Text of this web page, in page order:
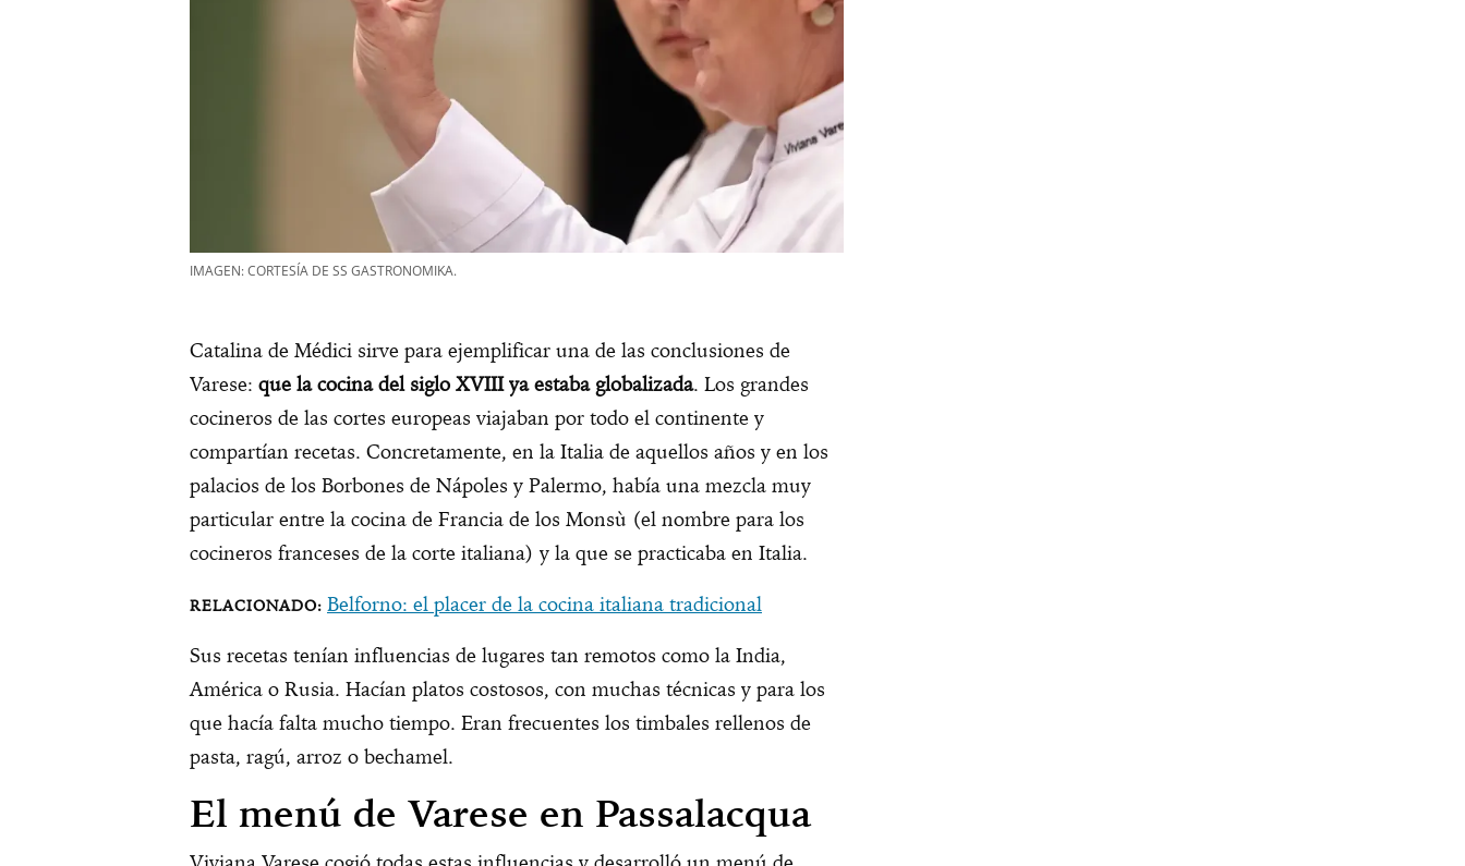
IMAGEN: CORTESÍA DE SS GASTRONOMIKA.
Catalina de Médici sirve para ejemplificar una de las conclusiones de
Varese: que la cocina del siglo XVIII ya estaba globalizada. Los grandes
cocineros de las cortes europeas viajaban por todo el continente y
compartían recetas. Concretamente, en la Italia de aquellos años y en los
palacios de los Borbones de Nápoles y Palermo, había una mezcla muy
particular entre la cocina de Francia de los Monsù (el nombre para los
cocineros franceses de la corte italiana) y la que se practicaba en Italia.
Belforno: el placer de la cocina italiana tradicional
Sus recetas tenían influencias de lugares tan remotos como la India,
América o Rusia. Hacían platos costosos, con muchas técnicas y para los
que hacía falta mucho tiempo. Eran frecuentes los timbales rellenos de
pasta, ragú, arroz o bechamel.
El menú de Varese en Passalacqua